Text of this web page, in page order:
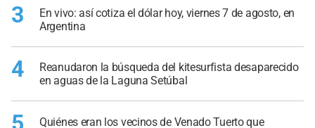
3
En vivo: así cotiza el dólar hoy, viernes 7 de agosto, en
Argentina
4
Reanudaron la búsqueda del kitesurfista desaparecido
en aguas de la Laguna Setúbal
Quiénes eran los vecinos de Venado Tuerto que